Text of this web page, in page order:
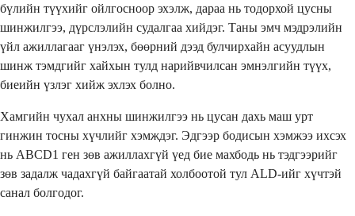
бүлийн түүхийг ойлгосноор эхэлж, дараа нь тодорхой цусны
шинжилгээ, дүрслэлийн судалгаа хийдэг. Таны эмч мэдрэлийн
үйл ажиллагааг үнэлэх, бөөрний дээд булчирхайн асуудлын
шинж тэмдгийг хайхын тулд нарийвчилсан эмнэлгийн түүх,
биеийн үзлэг хийж эхлэх болно.
Хамгийн чухал анхны шинжилгээ нь цусан дахь маш урт
гинжин тосны хүчлийг хэмждэг. Эдгээр бодисын хэмжээ ихсэх
нь ABCD1 ген зөв ажиллахгүй үед бие махбодь нь тэдгээрийг
зөв задалж чадахгүй байгаатай холбоотой тул ALD-ийг хүчтэй
санал болгодог.